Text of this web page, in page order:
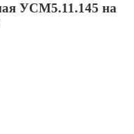
УСМ5.11.145 на